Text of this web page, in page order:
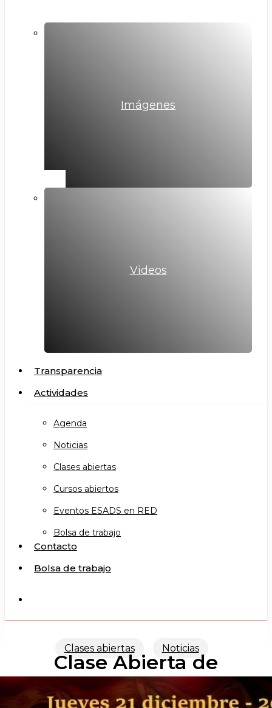
Imágenes
Videos
Transparencia
Actividades
Agenda
Noticias
Clases abiertas
Cursos abiertos
Eventos ESADS en RED
Bolsa de trabajo
Contacto
Bolsa de trabajo
Clases abiertas Noticias
Clase Abierta de
CABARET (TFE)